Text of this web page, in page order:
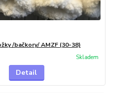
/bačkory/ AMZF (30-38)
Skladem
Detail